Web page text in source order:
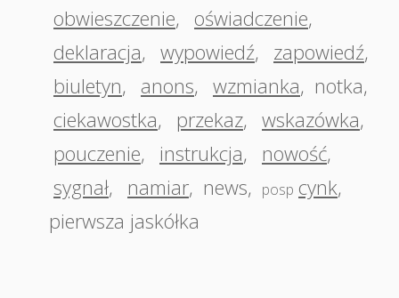
obwieszczenie, oświadczenie,
deklaracja, wypowiedź, zapowiedź,
biuletyn, anons, wzmianka, notka,
ciekawostka, przekaz, wskazówka,
pouczenie, instrukcja, nowość,
sygnał, namiar, news, posp cynk,
pierwsza jaskółka